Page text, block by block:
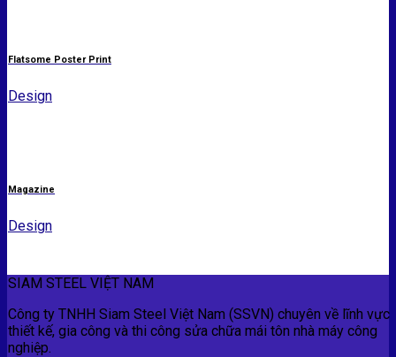
Flatsome Poster Print
Design
Magazine
Design
SIAM STEEL VIỆT NAM
Công ty TNHH Siam Steel Việt Nam (SSVN) chuyên về lĩnh vực
thiết kế, gia công và thi công sửa chữa mái tôn nhà máy công
nghiệp.